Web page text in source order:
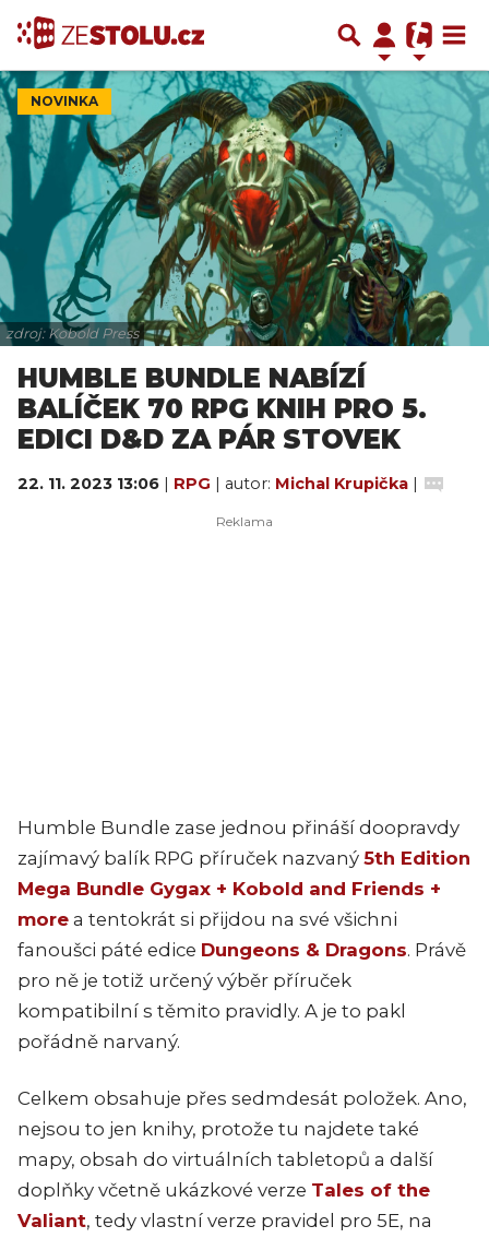
NOVINKA
zdroj: Kobold Press
HUMBLE BUNDLE NABÍZÍ
BALÍČEK 70 RPG KNIH PRO 5.
EDICI D&D ZA PÁR STOVEK
22. 11. 2023 13:06 | RPG | autor: Michal Krupička |
Humble Bundle zase jednou přináší doopravdy
zajímavý balík RPG příruček nazvaný 5th Edition
Mega Bundle Gygax + Kobold and Friends +
more a tentokrát si přijdou na své všichni
fanoušci páté edice Dungeons & Dragons. Právě
pro ně je totiž určený výběr příruček
kompatibilní s těmito pravidly. A je to pakl
pořádně narvaný.
Celkem obsahuje přes sedmdesát položek. Ano,
nejsou to jen knihy, protože tu najdete také
mapy, obsah do virtuálních tabletopů a další
doplňky včetně ukázkové verze Tales of the
Valiant, tedy vlastní verze pravidel pro 5E, na